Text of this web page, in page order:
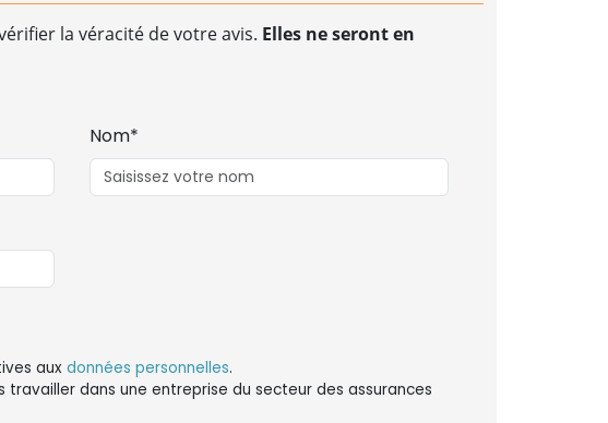
la véracité de votre avis. Elles ne seront en
Nom*
aux données personnelles.
dans une entreprise du secteur des assurances